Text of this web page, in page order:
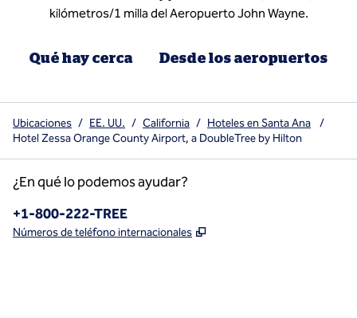
kilómetros/1 milla del Aeropuerto John Wayne.
Qué hay cerca Desde los aeropuertos
Ubicaciones / EE. UU. / California / Hoteles en Santa Ana
/
Hotel Zessa Orange County Airport, a DoubleTree by Hilton
¿En qué lo podemos ayudar?
Teléfono:
+1-800-222-TREE
Números de teléfono internacionales ,